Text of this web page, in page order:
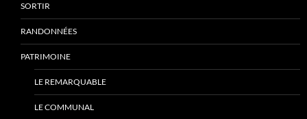
SORTIR
RANDONNÉES
PATRIMOINE
LE REMARQUABLE
LE COMMUNAL